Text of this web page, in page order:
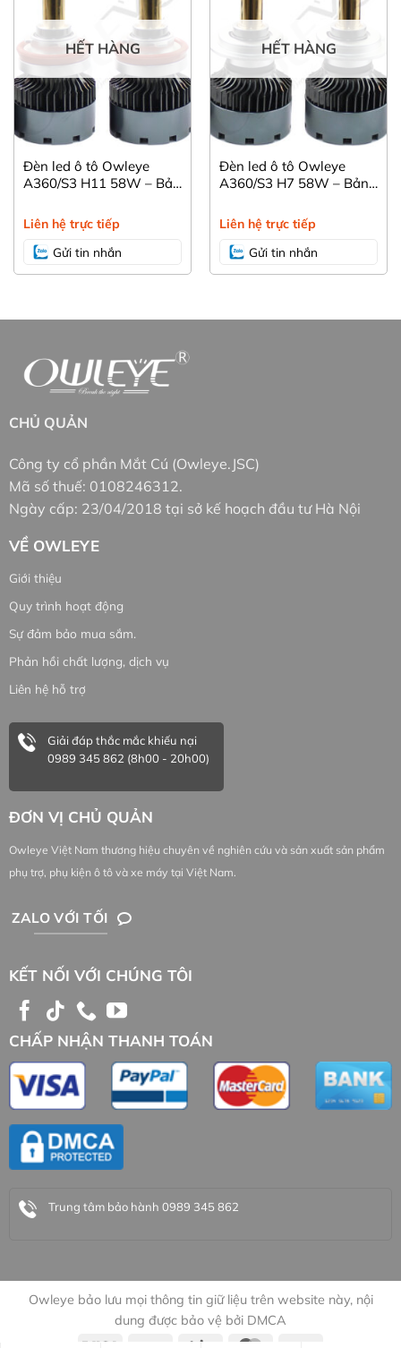
HẾT HÀNG
Đèn led ô tô Owleye
A360/S3 H11 58W – Bản
Liên hệ trực tiếp
Gửi tin nhắn
HẾT HÀNG
Đèn led ô tô Owleye
A360/S3 H7 58W – Bản
Liên hệ trực tiếp
Gửi tin nhắn
CHỦ QUẢN
Công ty cổ phần Mắt Cú (Owleye.JSC)
Mã số thuế: 0108246312.
Ngày cấp: 23/04/2018 tại sở kế hoạch đầu tư Hà Nội
VỀ OWLEYE
Giới thiệu
Quy trình hoạt động
Sự đảm bảo mua sắm.
Phản hồi chất lượng, dịch vụ
Liên hệ hỗ trợ
Giải đáp thắc mắc khiếu nại
0989 345 862 (8h00 - 20h00)
ĐƠN VỊ CHỦ QUẢN
Owleye Việt Nam thương hiệu chuyên về nghiên cứu và sản xuất sản phẩm
phụ trợ, phụ kiện ô tô và xe máy tại Việt Nam.
ZALO VỚI TỐI
KẾT NỐI VỚI CHÚNG TÔI
CHẤP NHẬN THANH TOÁN
Trung tâm bảo hành 0989 345 862
Owleye bảo lưu mọi thông tin giữ liệu trên website này, nội
dung được bảo vệ bởi DMCA